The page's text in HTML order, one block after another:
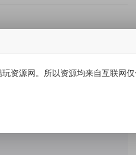
源网。所以资源均来自互联网